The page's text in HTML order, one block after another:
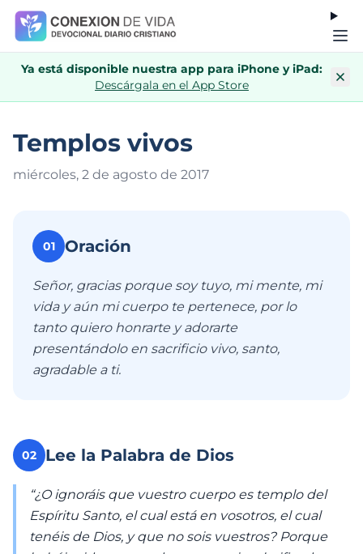
Ya está disponible nuestra app para iPhone y iPad:
Descárgala en el App Store
Templos vivos
miércoles, 2 de agosto de 2017
01 Oración
Señor, gracias porque soy tuyo, mi mente, mi
vida y aún mi cuerpo te pertenece, por lo
tanto quiero honrarte y adorarte
presentándolo en sacrificio vivo, santo,
agradable a ti.
02 Lee la Palabra de Dios
“¿O ignoráis que vuestro cuerpo es templo del
Espíritu Santo, el cual está en vosotros, el cual
tenéis de Dios, y que no sois vuestros? Porque